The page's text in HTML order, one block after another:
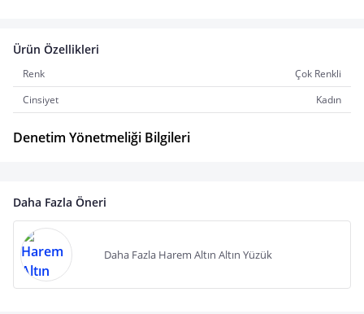
Ürün Özellikleri
Renk
Çok Renkli
Cinsiyet
Kadın
Denetim Yönetmeliği Bilgileri
Daha Fazla Öneri
Daha Fazla Harem Altın Altın Yüzük